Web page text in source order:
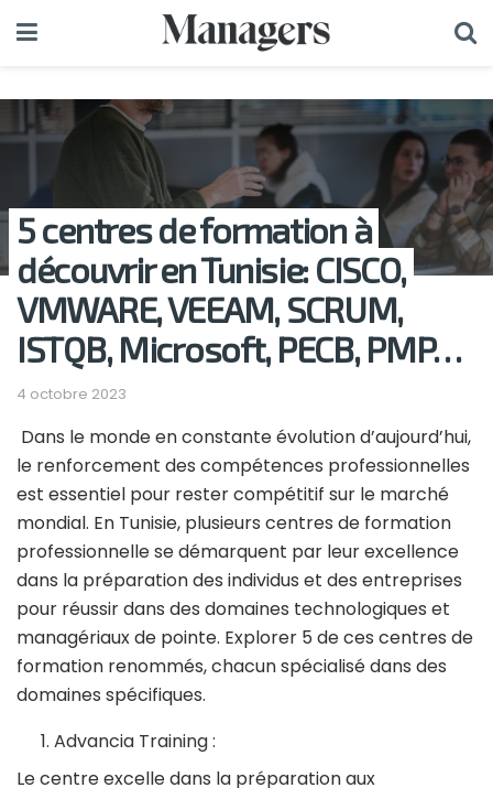
5 centres de formation à
découvrir en Tunisie: CISCO,
VMWARE, VEEAM, SCRUM,
ISTQB, Microsoft, PECB, PMP…
4 octobre 2023
Dans le monde en constante évolution d’aujourd’hui,
le renforcement des compétences professionnelles
est essentiel pour rester compétitif sur le marché
mondial. En Tunisie, plusieurs centres de formation
professionnelle se démarquent par leur excellence
dans la préparation des individus et des entreprises
pour réussir dans des domaines technologiques et
managériaux de pointe. Explorer 5 de ces centres de
formation renommés, chacun spécialisé dans des
domaines spécifiques.
Advancia Training :
Le centre excelle dans la préparation aux